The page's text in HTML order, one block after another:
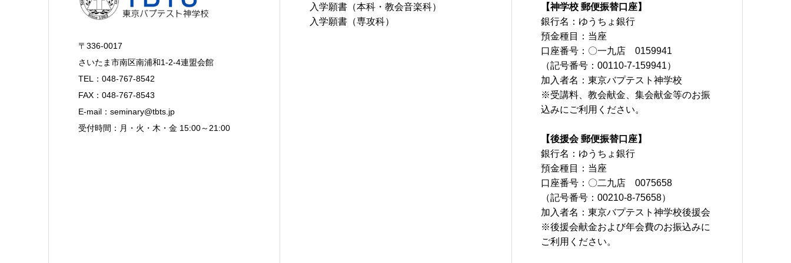
〒336-0017
さいたま市南区南浦和1-2-4連盟会館
TEL：048-767-8542
FAX：048-767-8543
E-mail：seminary@tbts.jp
受付時間：月・火・木・金 15:00～21:00
入学願書（本科・教会音楽科）
入学願書（専攻科）
【神学校 郵便振替口座】
銀行名：ゆうちょ銀行
預金種目：当座
口座番号：〇一九店 0159941
（記号番号：00110-7-159941）
加入者名：東京バプテスト神学校
※受講料、教会献金、集会献金等のお振
込みにご利用ください。
【後援会 郵便振替口座】
銀行名：ゆうちょ銀行
預金種目：当座
口座番号：〇二九店 0075658
（記号番号：00210-8-75658）
加入者名：東京バプテスト神学校後援会
※後援会献金および年会費のお振込みに
ご利用ください。